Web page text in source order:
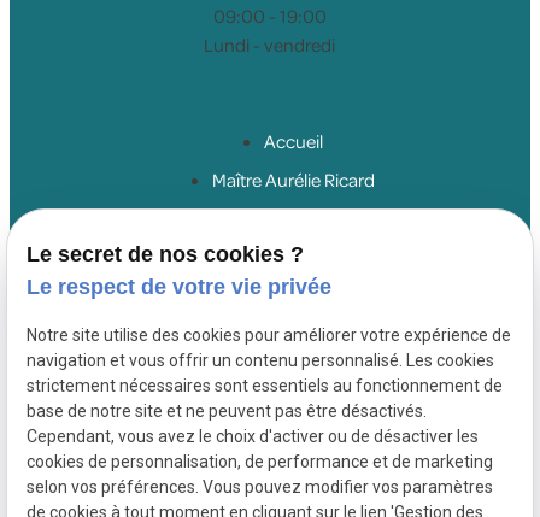
09:00 - 19:00
Lundi - vendredi
Accueil
Maître Aurélie Ricard
Droit du travail salariés
Droit du travail employeurs
Droit de la sécurité sociale
Honoraires
Actualités
Contact
SIRET :
80066442700054
Mentions
légales
Politique de
confidentialité
Le secret de nos cookies ?
Le respect de votre vie privée
Notre site utilise des cookies pour améliorer votre expérience de
navigation et vous offrir un contenu personnalisé. Les cookies
strictement nécessaires sont essentiels au fonctionnement de
base de notre site et ne peuvent pas être désactivés.
Cependant, vous avez le choix d'activer ou de désactiver les
cookies de personnalisation, de performance et de marketing
selon vos préférences. Vous pouvez modifier vos paramètres
de cookies à tout moment en cliquant sur le lien 'Gestion des